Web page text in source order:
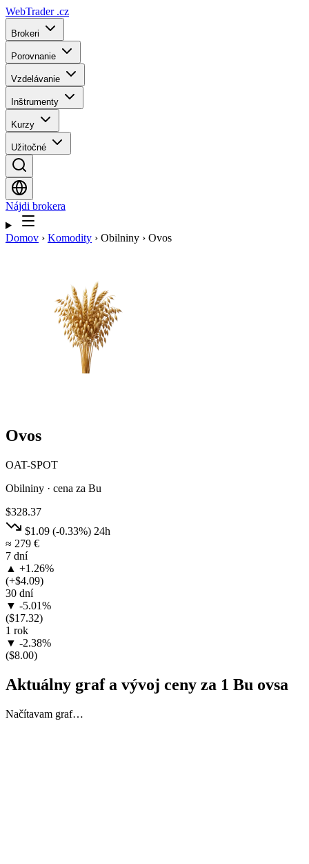
WebTrader .cz
Brokeri
Porovnanie
Vzdelávanie
Inštrumenty
Kurzy
Užitočné
Nájdi brokera
Domov › Komodity › Obilniny › Ovos
Ovos
OAT-SPOT
Obilniny · cena za Bu
$328.37
$1.09 (-0.33%) 24h
≈ 279 €
7 dní
▲ +1.26%
(+$4.09)
30 dní
▼ -5.01%
($17.32)
1 rok
▼ -2.38%
($8.00)
Aktuálny graf a vývoj ceny za 1 Bu ovsa
Načítavam graf…